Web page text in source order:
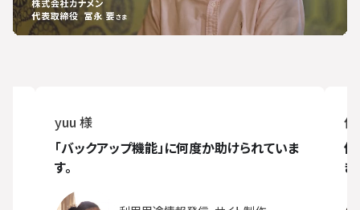
yuu 様
「バックアップ機能」に何度か助けられていま
す。
他
き